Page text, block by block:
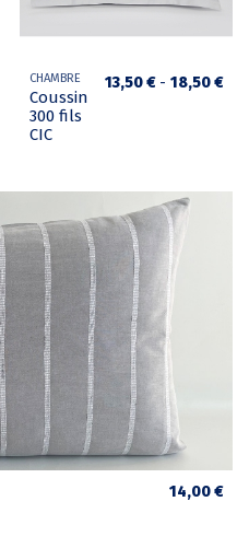
CHAMBRE
Coussin
300 fils
CIC
13,50 € - 18,50 €
14,00 €